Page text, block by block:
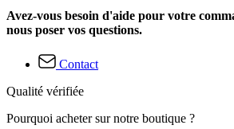
Avez-vous besoin d'aide pour votre
nous poser vos questions.
Contact
Qualité vérifiée
Pourquoi acheter sur notre boutique ?